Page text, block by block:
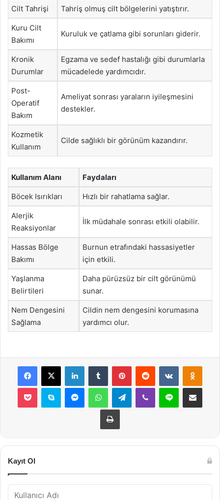
Cilt Tahrişi Tahriş olmuş cilt bölgelerini yatıştırır.
Kuru Cilt
Bakımı
Kuruluk ve çatlama gibi sorunları giderir.
Kronik
Durumlar
Egzama ve sedef hastalığı gibi durumlarla
mücadelede yardımcıdır.
Post-
Operatif
Bakım
Ameliyat sonrası yaraların iyileşmesini
destekler.
Kozmetik
Kullanım
Cilde sağlıklı bir görünüm kazandırır.
Kullanım Alanı Faydaları
Böcek Isırıkları Hızlı bir rahatlama sağlar.
Alerjik
Reaksiyonlar
İlk müdahale sonrası etkili olabilir.
Hassas Bölge
Bakımı
Burnun etrafındaki hassasiyetler
için etkili.
Yaşlanma
Belirtileri
Daha pürüzsüz bir cilt görünümü
sunar.
Nem Dengesini
Sağlama
Cildin nem dengesini korumasına
yardımcı olur.
Facebook
X LinkedInTumblr PinterestReddit VKontakte
Pocket Skype MessengerWhatsAppTelegramViber Line E-Posta ile
Yazdır
Kayıt Ol